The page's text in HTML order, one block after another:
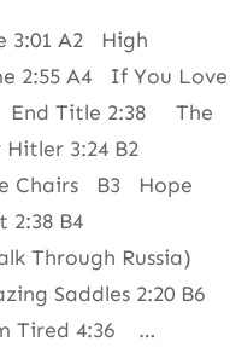
A2 High
2:55 A4 If You Love
End Title 2:38 The
3:24 B2
Chairs B3 Hope
2:38 B4
Through Russia)
Saddles 2:20 B6
Tired 4:36 …